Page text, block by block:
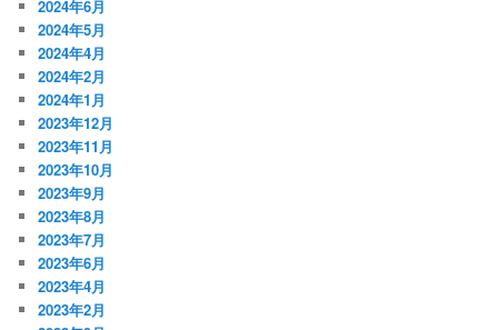
2024年6月
2024年5月
2024年4月
2024年2月
2024年1月
2023年12月
2023年11月
2023年10月
2023年9月
2023年8月
2023年7月
2023年6月
2023年4月
2023年2月